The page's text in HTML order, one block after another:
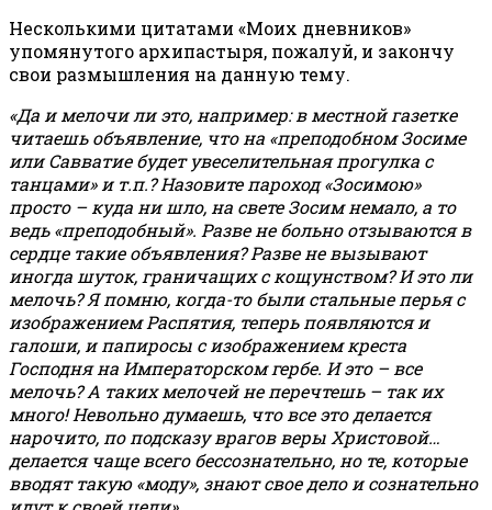
Несколькими цитатами «Моих дневников»
упомянутого архипастыря, пожалуй, и закончу
свои размышления на данную тему.
«Да и мелочи ли это, например: в местной газетке
читаешь объявление, что на «преподобном Зосиме
или Савватие будет увеселительная прогулка с
танцами» и т.п.? Назовите пароход «Зосимою»
просто – куда ни шло, на свете Зосим немало, а то
ведь «преподобный». Разве не больно отзываются в
сердце такие объявления? Разве не вызывают
иногда шуток, граничащих с кощунством? И это ли
мелочь? Я помню, когда-то были стальные перья с
изображением Распятия, теперь появляются и
галоши, и папиросы с изображением креста
Господня на Императорском гербе. И это – все
мелочь? А таких мелочей не перечтешь – так их
много! Невольно думаешь, что все это делается
нарочито, по подсказу врагов веры Христовой…
делается чаще всего бессознательно, но те, которые
вводят такую «моду», знают свое дело и сознательно